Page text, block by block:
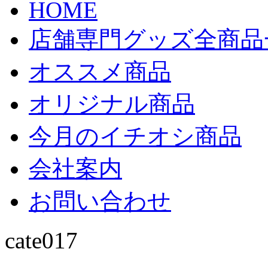
HOME
店舗専門グッズ全商
オススメ商品
オリジナル商品
今月のイチオシ商品
会社案内
お問い合わせ
cate017